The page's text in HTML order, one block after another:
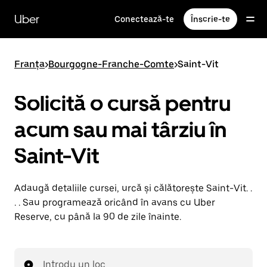
direct
conținutul
principal
Uber Conectează-te Înscrie-te
Franța>Bourgogne-Franche-Comte>Saint-Vit
Solicită o cursă pentru
acum sau mai târziu în
Saint-Vit
Adaugă detaliile cursei, urcă și călătorește Saint-Vit. .
. . Sau programează oricând în avans cu Uber
Reserve, cu până la 90 de zile înainte.
Introdu un loc